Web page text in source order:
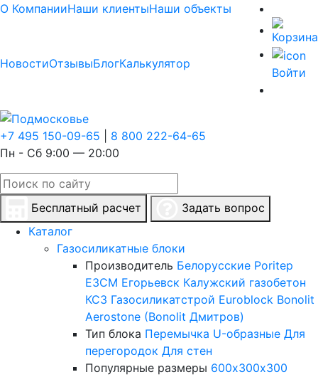
О КомпанииНаши клиентыНаши объекты
НовостиОтзывыБлогКалькулятор
Войти
+7 495 150-09-65
8 800 222-64-65
Пн - Сб 9:00 — 20:00
Бесплатный расчет
Задать вопрос
Каталог
Газосиликатные блоки
Производитель Белорусские Poritep
ЕЗСМ Егорьевск Калужский газобетон
КСЗ Газосиликатстрой Euroblock Bonolit
Aerostone (Bonolit Дмитров)
Тип блока Перемычка U-образные Для
перегородок Для стен
Популярные размеры 600х300х300